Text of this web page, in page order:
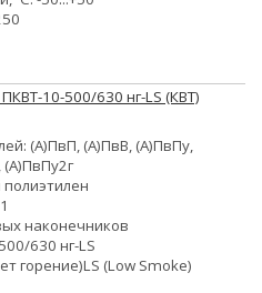
10-500/630 нг-LS (КВТ)
(А)ПвП, (А)ПвВ, (А)ПвПу,
(А)ПвПу2г
наконечников
630 нг-LS
горение)LS (Low Smoke)